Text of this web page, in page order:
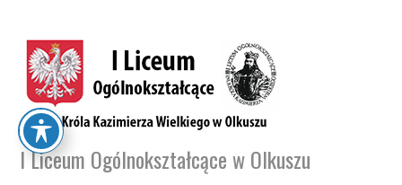
I Liceum Ogólnokształcące w Olkuszu